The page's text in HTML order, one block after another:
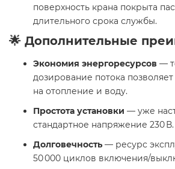
поверхность крана покрыта
длительного срока службы.
🌟 Дополнительные
Экономия энергоресурсов —
дозирование потока
на отопление и воду.
Простота установки — уже
стандартное напряжение 230 В.
Долговечность — ресурс
50 000 циклов включения/